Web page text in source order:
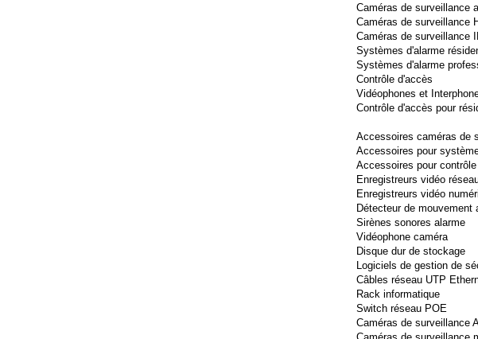
Caméras de surveillance
Caméras de surveillance
Caméras de surveillance
Systèmes d'alarme
Systèmes d'alarme
Contrôle d'accès
Vidéophones et
Contrôle d'accès pour
Accessoires caméras de
Accessoires pour
Accessoires pour
Enregistreurs vidéo
Enregistreurs vidéo
Détecteur de mouvement
Sirènes sonores alarme
Vidéophone caméra
Disque dur de stockage
Logiciels de gestion de
Câbles réseau UTP
Rack informatique
Switch réseau POE
Caméras de surveillance